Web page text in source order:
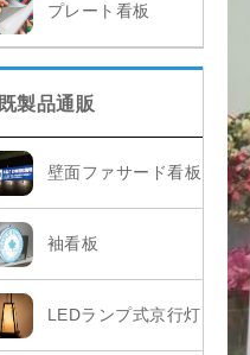
プレート看板
既製品通販
壁面ファサード看板
袖看板
LEDランプ式京行灯